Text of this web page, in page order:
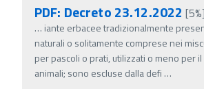
PDF: Decreto 23.12.2022 [5%]
… iante erbacee tradizionalmente
naturali o solitamente comprese nei
per pascoli o prati, utilizzati o meno per
animali; sono escluse dalla defi …